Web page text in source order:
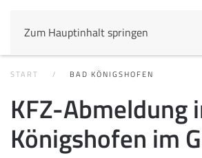
Zum Hauptinhalt springen
START BAD KÖNIGSHOFEN
KFZ-Abmeldung
Königshofen im